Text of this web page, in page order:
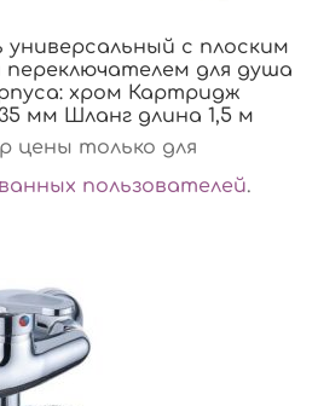
универсальный с плоским
для душа
хром Картридж
мм Шланг длина 1,5 м
цены только для
пользователей.